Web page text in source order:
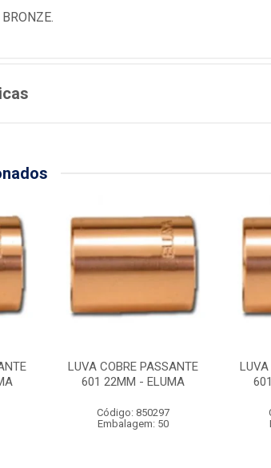
LUVA COBRE PASSANTE
601 22MM - ELUMA
Código: 850297
Embalagem: 50